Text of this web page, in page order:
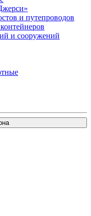
и путепроводов
и сооружений